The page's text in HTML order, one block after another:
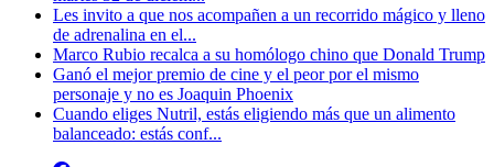
Les invito a que nos acompañen a un recorrido mágico y lleno
de adrenalina en el...
Marco Rubio recalca a su homólogo chino que Donald Trump
Ganó el mejor premio de cine y el peor por el mismo
personaje y no es Joaquin Phoenix
Cuando eliges Nutril, estás eligiendo más que un alimento
balanceado: estás conf...